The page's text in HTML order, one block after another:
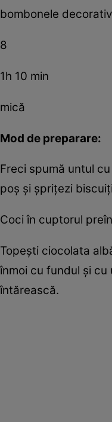
bombonele
8
1h 10 min
mică
Mod de preparare:
Freci spumă untul
poş şi şpriţezi
Coci în cuptorul
Topeşti ciocolata
înmoi cu fundul şi
întărească.